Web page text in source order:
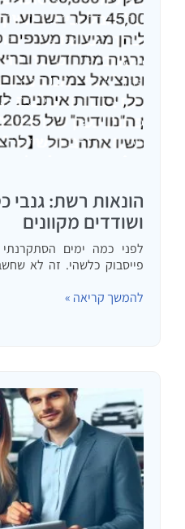
הונאות רשת: גנבי
ושודדים מקוונים
לפני כמה ימים
פייסבוק כלשהי. זה לא
הסתקרנתי מה כן קרה.
להמשך קריאה »